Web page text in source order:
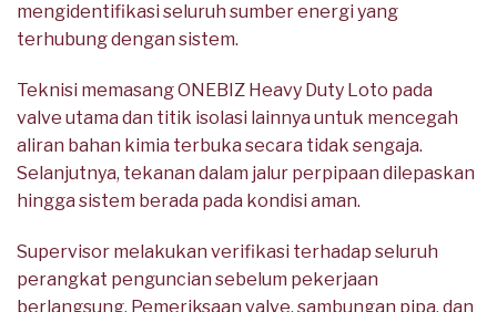
mengidentifikasi seluruh sumber energi yang
terhubung dengan sistem.
Teknisi memasang ONEBIZ Heavy Duty Loto pada
valve utama dan titik isolasi lainnya untuk mencegah
aliran bahan kimia terbuka secara tidak sengaja.
Selanjutnya, tekanan dalam jalur perpipaan dilepaskan
hingga sistem berada pada kondisi aman.
Supervisor melakukan verifikasi terhadap seluruh
perangkat penguncian sebelum pekerjaan
berlangsung. Pemeriksaan valve, sambungan pipa, dan